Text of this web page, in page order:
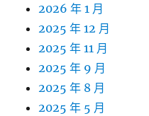
2026 年 1 月
2025 年 12 月
2025 年 11 月
2025 年 9 月
2025 年 8 月
2025 年 5 月